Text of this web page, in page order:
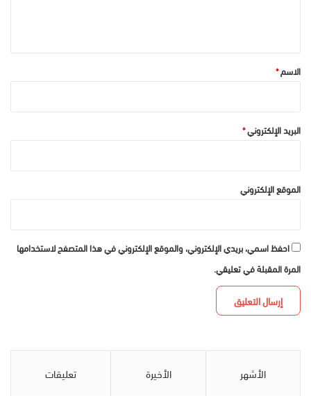
*الاسم*
البريد الإلكتروني*
الموقع الإلكتروني
احفظ اسمي، بريدي الإلكتروني، والموقع الإلكتروني في هذا المتصفح لاستخدامها
المرة المقبلة في تعليقي.
الأشهر الأخيرة تعليقات